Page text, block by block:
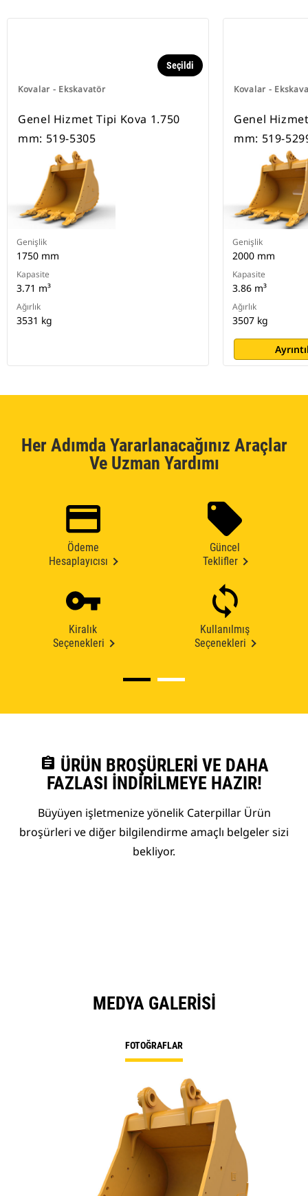
Kovalar - Ekskavatör
Seçildi
Genel Hizmet Tipi Kova 1.750
mm: 519-5305
Genişlik
1750 mm
Kapasite
3.71 m³
Ağırlık
3531 kg
Kovalar -
Genel
mm: 519-
Genişlik
2000 mm
Kapasite
3.86 m³
Ağırlık
3507 kg
Her Adımda Yararlanacağınız Araçlar
Ve Uzman Yardımı
Ödeme
Hesaplayıcısı
Güncel
Teklifler
Kiralık
Seçenekleri
Kullanılmış
Seçenekleri
assignment ÜRÜN BROŞÜRLERI VE DAHA
FAZLASI İNDIRILMEYE HAZIR!
Büyüyen işletmenize yönelik Caterpillar Ürün
broşürleri ve diğer bilgilendirme amaçlı belgeler sizi
bekliyor.
MEDYA GALERISI
FOTOĞRAFLAR